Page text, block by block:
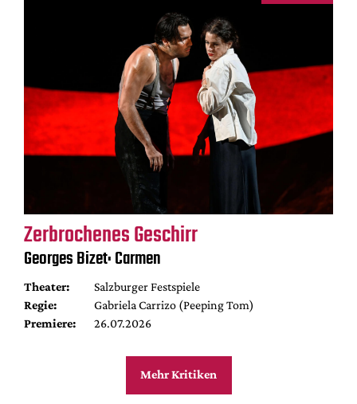
Zerbrochenes Geschirr
Georges Bizet: Carmen
Theater:
Salzburger Festspiele
Regie:
Gabriela Carrizo (Peeping Tom)
Premiere:
26.07.2026
Mehr Kritiken